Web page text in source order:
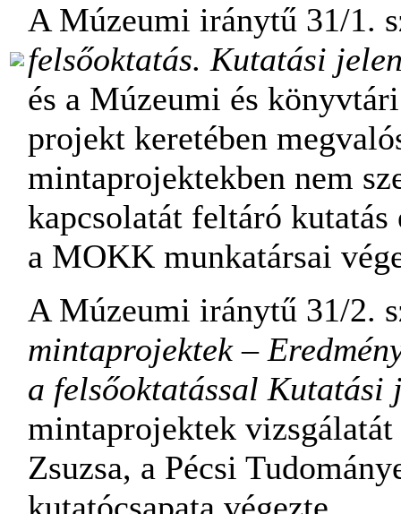
A Múzeumi iránytű 31/1.
felsőoktatás. Kutatási
és a Múzeumi és
projekt keretében
mintaprojektekben nem
kapcsolatát feltáró
a MOKK munkatársai
A Múzeumi iránytű 31/2.
mintaprojektek –
a felsőoktatással
mintaprojektek
Zsuzsa, a Pécsi